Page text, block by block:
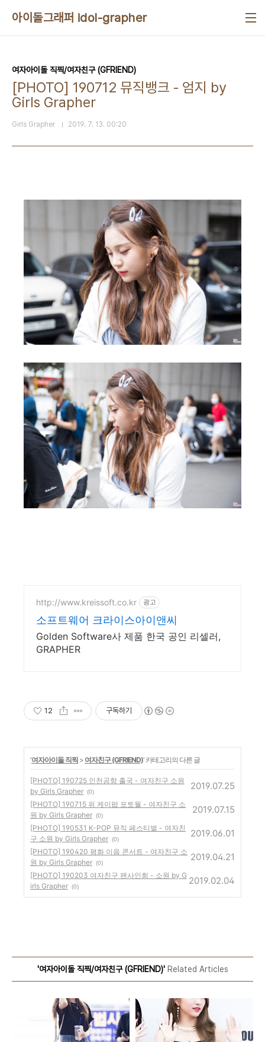
아이돌그래퍼 idol-grapher
여자아이돌 직찍/여자친구 (GFRIEND)
[PHOTO] 190712 뮤직뱅크 - 엄지 by
Girls Grapher
Girls Grapher 2019. 7. 13. 00:20
http://www.kreissoft.co.kr 광고
소프트웨어 크라이스아이앤씨
Golden Software사 제품 한국 공인 리셀러,
GRAPHER
12 구독하기
'여자아이돌 직찍 > 여자친구 (GFRIEND)' 카테고리의 다른 글
[PHOTO] 190725 인천공항 출국 - 여자친구 소원
by Girls Grapher (0)
2019.07.25
[PHOTO] 190715 위 케이팝 포토월 - 여자친구 소
원 by Girls Grapher (0)
2019.07.15
[PHOTO] 190531 K-POP 뮤직 페스티벌 - 여자친
구 소원 by Girls Grapher (0)
2019.06.01
[PHOTO] 190420 평화 이음 콘서트 - 여자친구 소
원 by Girls Grapher (0)
2019.04.21
[PHOTO] 190203 여자친구 팬사인회 - 소원 by G
irls Grapher (0)
2019.02.04
'여자아이돌 직찍/여자친구 (GFRIEND)'Related Articles